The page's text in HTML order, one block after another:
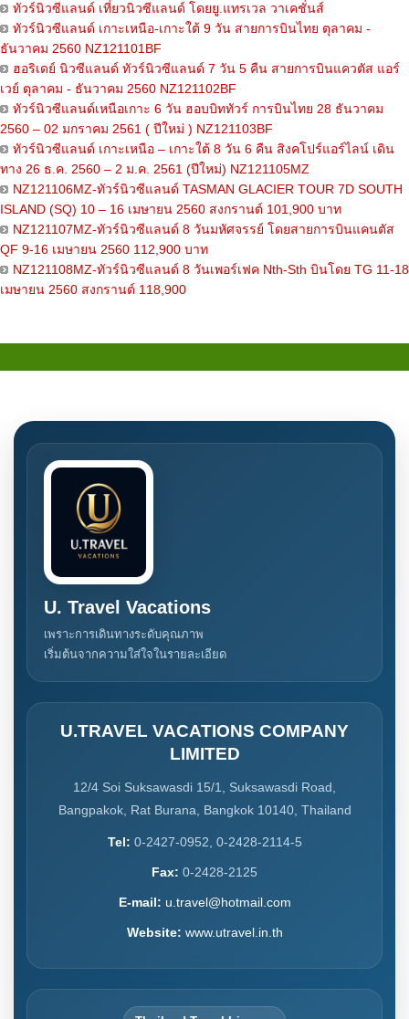
ทัวร์นิวซีแลนด์ เที่ยวนิวซีแลนด์ โดยยู.แทรเวล วาเคชั่นส์
ทัวร์นิวซีแลนด์ เกาะเหนือ-เกาะใต้ 9 วัน สายการบินไทย ตุลาคม -
ธันวาคม 2560 NZ121101BF
ฮอริเดย์ นิวซีแลนด์ ทัวร์นิวซีแลนด์ 7 วัน 5 คืน สายการบินแควตัส แอร์
เวย์ ตุลาคม - ธันวาคม 2560 NZ121102BF
ทัวร์นิวซีแลนด์เหนือเกาะ 6 วัน ฮอบบิททัวร์ การบินไทย 28 ธันวาคม
2560 – 02 มกราคม 2561 ( ปีใหม่ ) NZ121103BF
ทัวร์นิวซีแลนด์ เกาะเหนือ – เกาะใต้ 8 วัน 6 คืน สิงคโปร์แอร์ไลน์ เดิน
ทาง 26 ธ.ค. 2560 – 2 ม.ค. 2561 (ปีใหม่) NZ121105MZ
NZ121106MZ-ทัวร์นิวซีแลนด์ TASMAN GLACIER TOUR 7D SOUTH
ISLAND (SQ) 10 – 16 เมษายน 2560 สงกรานต์ 101,900 บาท
NZ121107MZ-ทัวร์นิวซีแลนด์ 8 วันมหัศจรรย์ โดยสายการบินแคนตัส
QF 9-16 เมษายน 2560 112,900 บาท
NZ121108MZ-ทัวร์นิวซีแลนด์ 8 วันเพอร์เฟค Nth-Sth บินโดย TG 11-18
เมษายน 2560 สงกรานต์ 118,900
U. Travel Vacations
เพราะการเดินทางระดับคุณภาพ
เริ่มต้นจากความใส่ใจในรายละเอียด
U.TRAVEL VACATIONS COMPANY
LIMITED
12/4 Soi Suksawasdi 15/1, Suksawasdi Road,
Bangpakok, Rat Burana, Bangkok 10140, Thailand
Tel: 0-2427-0952, 0-2428-2114-5
Fax: 0-2428-2125
E-mail: u.travel@hotmail.com
Website: www.utravel.in.th